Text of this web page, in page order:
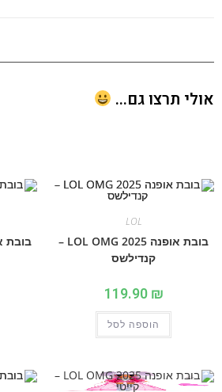
תרצו גם...
בובת אופנה 2025 LOL OMG –
קנדילשס
119.90
הוספה לסל